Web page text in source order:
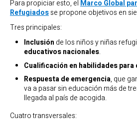
Para propiciar esto, el Marco Global
Refugiadosse propone objetivos en
Tres principales:
Inclusión de los niños y niñas
educativos nacionales.
Cualificación en habilidades para
Respuesta de emergencia, que
va a pasar sin educación más de
llegada al país de acogida.
Cuatro transversales: